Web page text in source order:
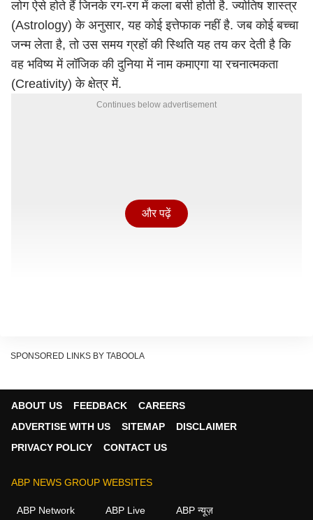
लोग ऐसे होते हैं जिनके रग-रग में कला बसी होती है. ज्योतिष शास्त्र
(Astrology) के अनुसार, यह कोई इत्तेफाक नहीं है. जब कोई बच्चा
जन्म लेता है, तो उस समय ग्रहों की स्थिति यह तय कर देती है कि
वह भविष्य में लॉजिक की दुनिया में नाम कमाएगा या रचनात्मकता
(Creativity) के क्षेत्र में.
Continues below advertisement
कुदरत ने कला का नायाब तोहफा दिया है.
और पढ़ें
SPONSORED LINKS BY TABOOLA
ABOUT US FEEDBACK
CAREERS
ADVERTISE WITH US
SITEMAP
DISCLAIMER
PRIVACY POLICY
CONTACT US
ABP NEWS GROUP WEBSITES
ABP Network ABP Live ABP न्यूज़